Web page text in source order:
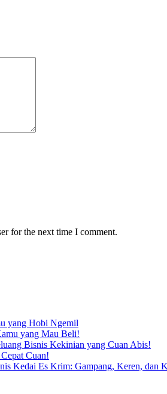
for the next time I comment.
yang Hobi Ngemil
yang Mau Beli!
Bisnis Kekinian yang Cuan Abis!
Cuan!
Kedai Es Krim: Gampang, Keren, dan